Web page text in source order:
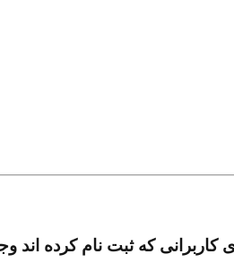
کاربرانی که ثبت نام کرده اند